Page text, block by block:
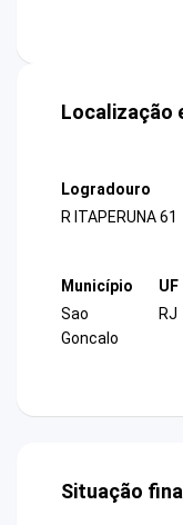
Localização
Logradouro
R ITAPERUNA 61
Município
Sao
Goncalo
UF
RJ
Situação